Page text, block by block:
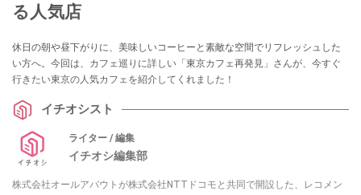
る人気店
休日の朝や昼下がりに、美味しいコーヒーと素敵な空間でリフレッシュした
い方へ。今回は、カフェ巡りに詳しい「東京カフェ再発見」さんが、今すぐ
行きたい東京の人気カフェを紹介してくれました！
イチオシスト
ライター / 編集
イチオシ編集部
株式会社オールアバウトが株式会社NTTドコモと共同で開設した、レコメン